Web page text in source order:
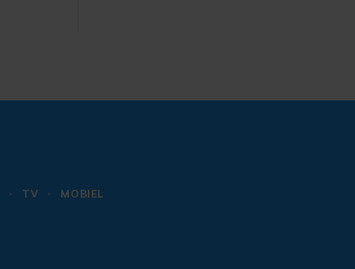
TV
MOBIEL